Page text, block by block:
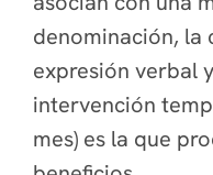
denominación, la
expresión verbal
intervención
mes) es la que